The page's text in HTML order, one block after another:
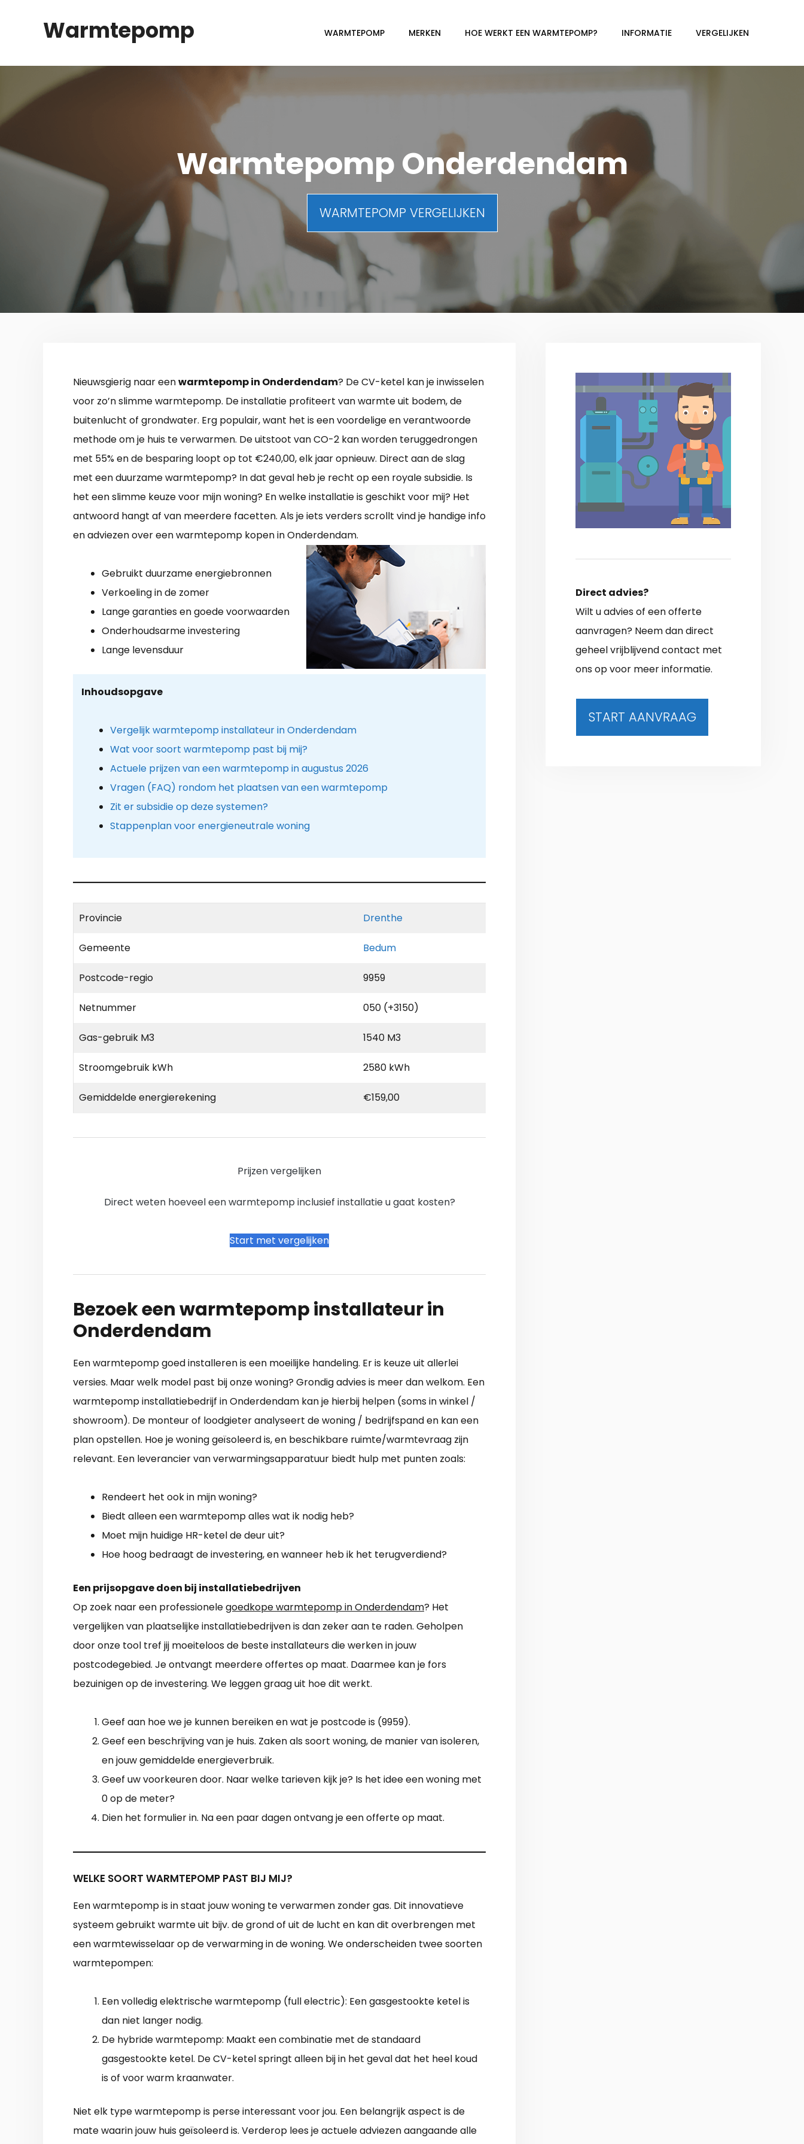
Warmtepomp WARMTEPOMP MERKEN HOE WERKT EEN WARMTEPOMP? INFORMATIE VERGELIJKEN
Warmtepomp Onderdendam
WARMTEPOMP VERGELIJKEN
Nieuwsgierig naar eenwarmtepomp in Onderdendam? De CV-ketel kan je inwisselen
voor zo’n slimme warmtepomp. De installatie profiteert van warmte uit bodem, de
buitenlucht of grondwater. Erg populair, want het is een voordelige en verantwoorde
methode om je huis te verwarmen. De uitstoot van CO-2 kan worden teruggedrongen
met 55% en de besparing loopt op tot €240,00, elk jaar opnieuw. Direct aan de slag
met een duurzame warmtepomp? In dat geval heb je recht op een royale subsidie. Is
het een slimme keuze voor mijn woning? En welke installatie is geschikt voor mij? Het
antwoord hangt af van meerdere facetten. Als je iets verders scrollt vind je handige info
en adviezen over een warmtepomp kopen in Onderdendam.
Gebruikt duurzame energiebronnen
Verkoeling in de zomer
Lange garanties en goede voorwaarden
Onderhoudsarme investering
Lange levensduur
Inhoudsopgave
Vergelijk warmtepomp installateur in Onderdendam
Wat voor soort warmtepomp past bij mij?
Actuele prijzen van een warmtepomp in augustus 2026
Vragen (FAQ) rondom het plaatsen van een warmtepomp
Zit er subsidie op deze systemen?
Stappenplan voor energieneutrale woning
Provincie Drenthe
Gemeente Bedum
Postcode-regio 9959
Netnummer 050 (+3150)
Gas-gebruik M3 1540 M3
Stroomgebruik kWh 2580 kWh
Gemiddelde energierekening €159,00
Prijzen vergelijken
Direct weten hoeveel een warmtepomp inclusief installatie u gaat kosten?
Start met vergelijken
Bezoek een warmtepomp installateur in
Onderdendam
Een warmtepomp goed installeren is een moeilijke handeling. Er is keuze uit allerlei
versies. Maar welk model past bij onze woning? Grondig advies is meer dan welkom. Een
warmtepomp installatiebedrijf in Onderdendam kan je hierbij helpen (soms in winkel /
showroom). De monteur of loodgieter analyseert de woning / bedrijfspand en kan een
plan opstellen. Hoe je woning geïsoleerd is, en beschikbare ruimte/warmtevraag zijn
relevant. Een leverancier van verwarmingsapparatuur biedt hulp met punten zoals:
Rendeert het ook in mijn woning?
Biedt alleen een warmtepomp alles wat ik nodig heb?
Moet mijn huidige HR-ketel de deur uit?
Hoe hoog bedraagt de investering, en wanneer heb ik het terugverdiend?
Een prijsopgave doen bij installatiebedrijven
Op zoek naar een professionelegoedkope warmtepomp in Onderdendam? Het
vergelijken van plaatselijke installatiebedrijven is dan zeker aan te raden. Geholpen
door onze tool tref jij moeiteloos de beste installateurs die werken in jouw
postcodegebied. Je ontvangt meerdere offertes op maat. Daarmee kan je fors
bezuinigen op de investering. We leggen graag uit hoe dit werkt.
Geef aan hoe we je kunnen bereiken en wat je postcode is (9959).
Geef een beschrijving van je huis. Zaken als soort woning, de manier van isoleren,
en jouw gemiddelde energieverbruik.
Geef uw voorkeuren door. Naar welke tarieven kijk je? Is het idee een woning met
0 op de meter?
Dien het formulier in. Na een paar dagen ontvang je een offerte op maat.
WELKE SOORT WARMTEPOMP PAST BIJ MIJ?
Een warmtepomp is in staat jouw woning te verwarmen zonder gas. Dit innovatieve
systeem gebruikt warmte uit bijv. de grond of uit de lucht en kan dit overbrengen met
een warmtewisselaar op de verwarming in de woning. We onderscheiden twee soorten
warmtepompen:
Een volledig elektrische warmtepomp (full electric): Een gasgestookte ketel is
dan niet langer nodig.
De hybride warmtepomp: Maakt een combinatie met de standaard
gasgestookte ketel. De CV-ketel springt alleen bij in het geval dat het heel koud
is of voor warm kraanwater.
Niet elk type warmtepomp is perse interessant voor jou. Een belangrijk aspect is de
mate waarin jouw huis geïsoleerd is. Verderop lees je actuele adviezen aangaande alle
Direct advies?
Wilt u advies of een offerte
aanvragen? Neem dan direct
geheel vrijblijvend contact met
ons op voor meer informatie.
START AANVRAAG